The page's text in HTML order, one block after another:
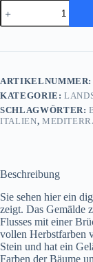
Abschied
vom
Sommer
Herbstlandschaft
ARTIKELNUMMER:
KATEGORIE:
SCHLAGWÖRTER:
ITALIEN,
Beschreibung
Sie sehen hier ein
zeigt. Das Gemälde
Flusses mit einer
vollen Herbstfarben
Stein und hat ein
Farben der Bäume